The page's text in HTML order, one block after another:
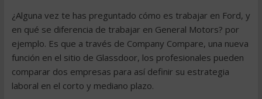
¿Alguna vez te has preguntado cómo es trabajar en Ford, y
en qué se diferencia de trabajar en General Motors? por
ejemplo. Es que a través de Company Compare, una nueva
función en el sitio de Glassdoor, los profesionales pueden
comparar dos empresas para así definir su estrategia
laboral en el corto y mediano plazo.